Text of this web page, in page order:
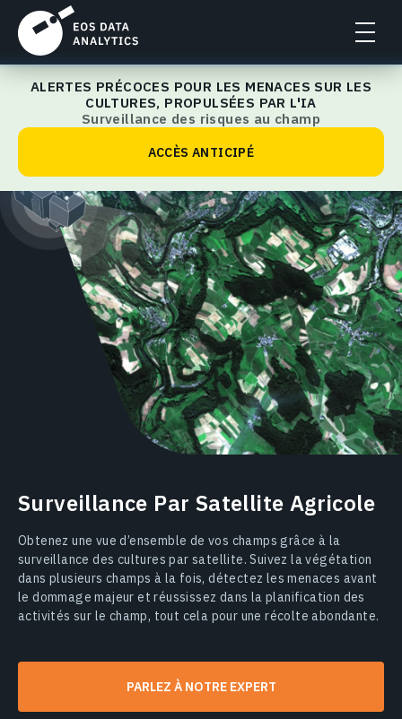
ALERTES PRÉCOCES POUR LES MENACES SUR LES
CULTURES, PROPULSÉES PAR L'IA
Surveillance des risques au champ
ACCÈS ANTICIPÉ
EOSDA Crop Monitoring
Surveillance Par Satellite Agricole
Obtenez une vue d’ensemble de vos champs grâce à la
surveillance des cultures par satellite. Suivez la végétation
dans plusieurs champs à la fois, détectez les menaces avant
le dommage majeur et réussissez dans la planification des
activités sur le champ, tout cela pour une récolte abondante.
PARLEZ À NOTRE EXPERT